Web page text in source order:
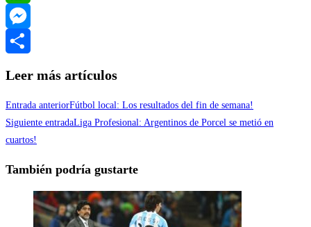
WhatsApp
Messenger
Leer más artículos
Entrada anteriorFútbol local: Los resultados del fin de semana!
Siguiente entradaLiga Profesional: Argentinos de Porcel se metió en
cuartos!
También podría gustarte